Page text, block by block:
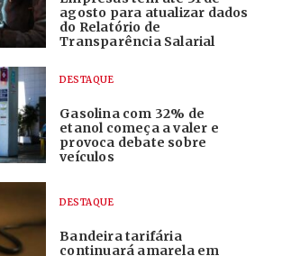
agosto para atualizar dados
do Relatório de
Transparência Salarial
DESTAQUE
Gasolina com 32% de
etanol começa a valer e
provoca debate sobre
veículos
DESTAQUE
Bandeira tarifária
continuará amarela em